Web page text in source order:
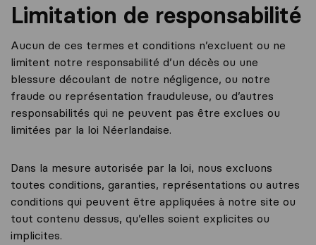
Limitation de responsabilité
Aucun de ces termes et conditions n’excluent ou ne
limitent notre responsabilité d’un décès ou une
blessure découlant de notre négligence, ou notre
fraude ou représentation frauduleuse, ou d’autres
responsabilités qui ne peuvent pas être exclues ou
limitées par la loi Néerlandaise.
Dans la mesure autorisée par la loi, nous excluons
toutes conditions, garanties, représentations ou autres
conditions qui peuvent être appliquées à notre site ou
tout contenu dessus, qu’elles soient explicites ou
implicites.